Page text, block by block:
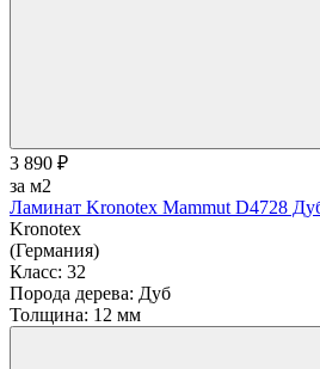
3 890 ₽
за м2
Ламинат Kronotex Mammut D4728
Kronotex
(Германия)
Класс: 32
Порода дерева: Дуб
Толщина: 12 мм